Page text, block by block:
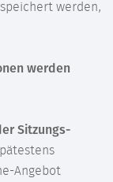
werden,
werden
Sitzungs-
Angebot